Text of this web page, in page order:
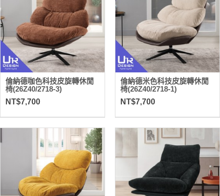
倫納德咖色科技皮旋轉休閒
椅(26Z40/2718-3)
NT$7,700
倫納德米色科技皮旋轉休閒
椅(26Z40/2718-1)
NT$7,700